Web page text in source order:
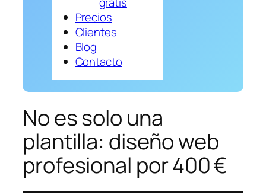
Precios
Clientes
Blog
Contacto
No es solo una
plantilla: diseño web
profesional por 400 €